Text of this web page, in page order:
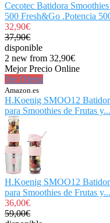
Cecotec Batidora
500 Fresh&Go .Potencia
32,90€
37,90€
disponible
2 new from 32,90€
Mejor Precio Online
Ver Oferta
Amazon.es
H.Koenig SMOO12
para Smoothies de Frutas y...
H.Koenig SMOO12
para Smoothies de Frutas y...
36,00€
59,00€